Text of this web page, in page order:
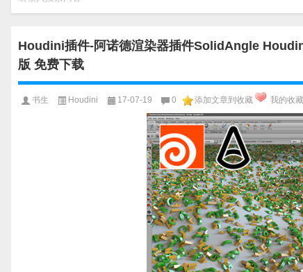
Houdini插件-阿诺德渲染器插件SolidAngle
版 免费下载
书生 Houdini 17-07-19 0 添加文章到收藏 我的收藏